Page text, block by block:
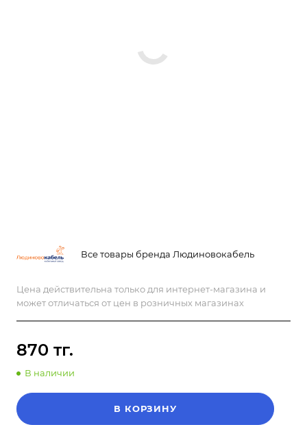
Все товары бренда Людиновокабель
Цена действительна только для интернет-магазина и
может отличаться от цен в розничных магазинах
870 тг.
В наличии
В КОРЗИНУ